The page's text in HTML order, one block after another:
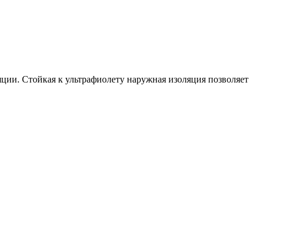
Стойкая к ультрафиолету наружная изоляция позволяет